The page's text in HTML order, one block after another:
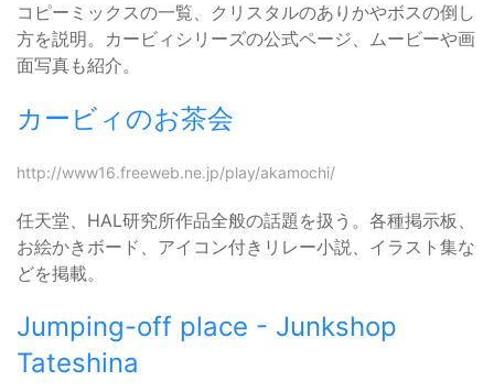
コピーミックスの一覧、クリスタルのありかやボスの倒し
方を説明。カービィシリーズの公式ページ、ムービーや画
面写真も紹介。
カービィのお茶会
http://www16.freeweb.ne.jp/play/akamochi/
任天堂、HAL研究所作品全般の話題を扱う。各種掲示板、
お絵かきボード、アイコン付きリレー小説、イラスト集な
どを掲載。
Jumping-off place - Junkshop
Tateshina